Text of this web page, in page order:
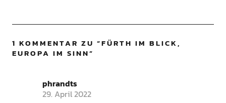
1 KOMMENTAR ZU “FÜRTH IM BLICK,
EUROPA IM SINN”
phrandts
29. April 2022